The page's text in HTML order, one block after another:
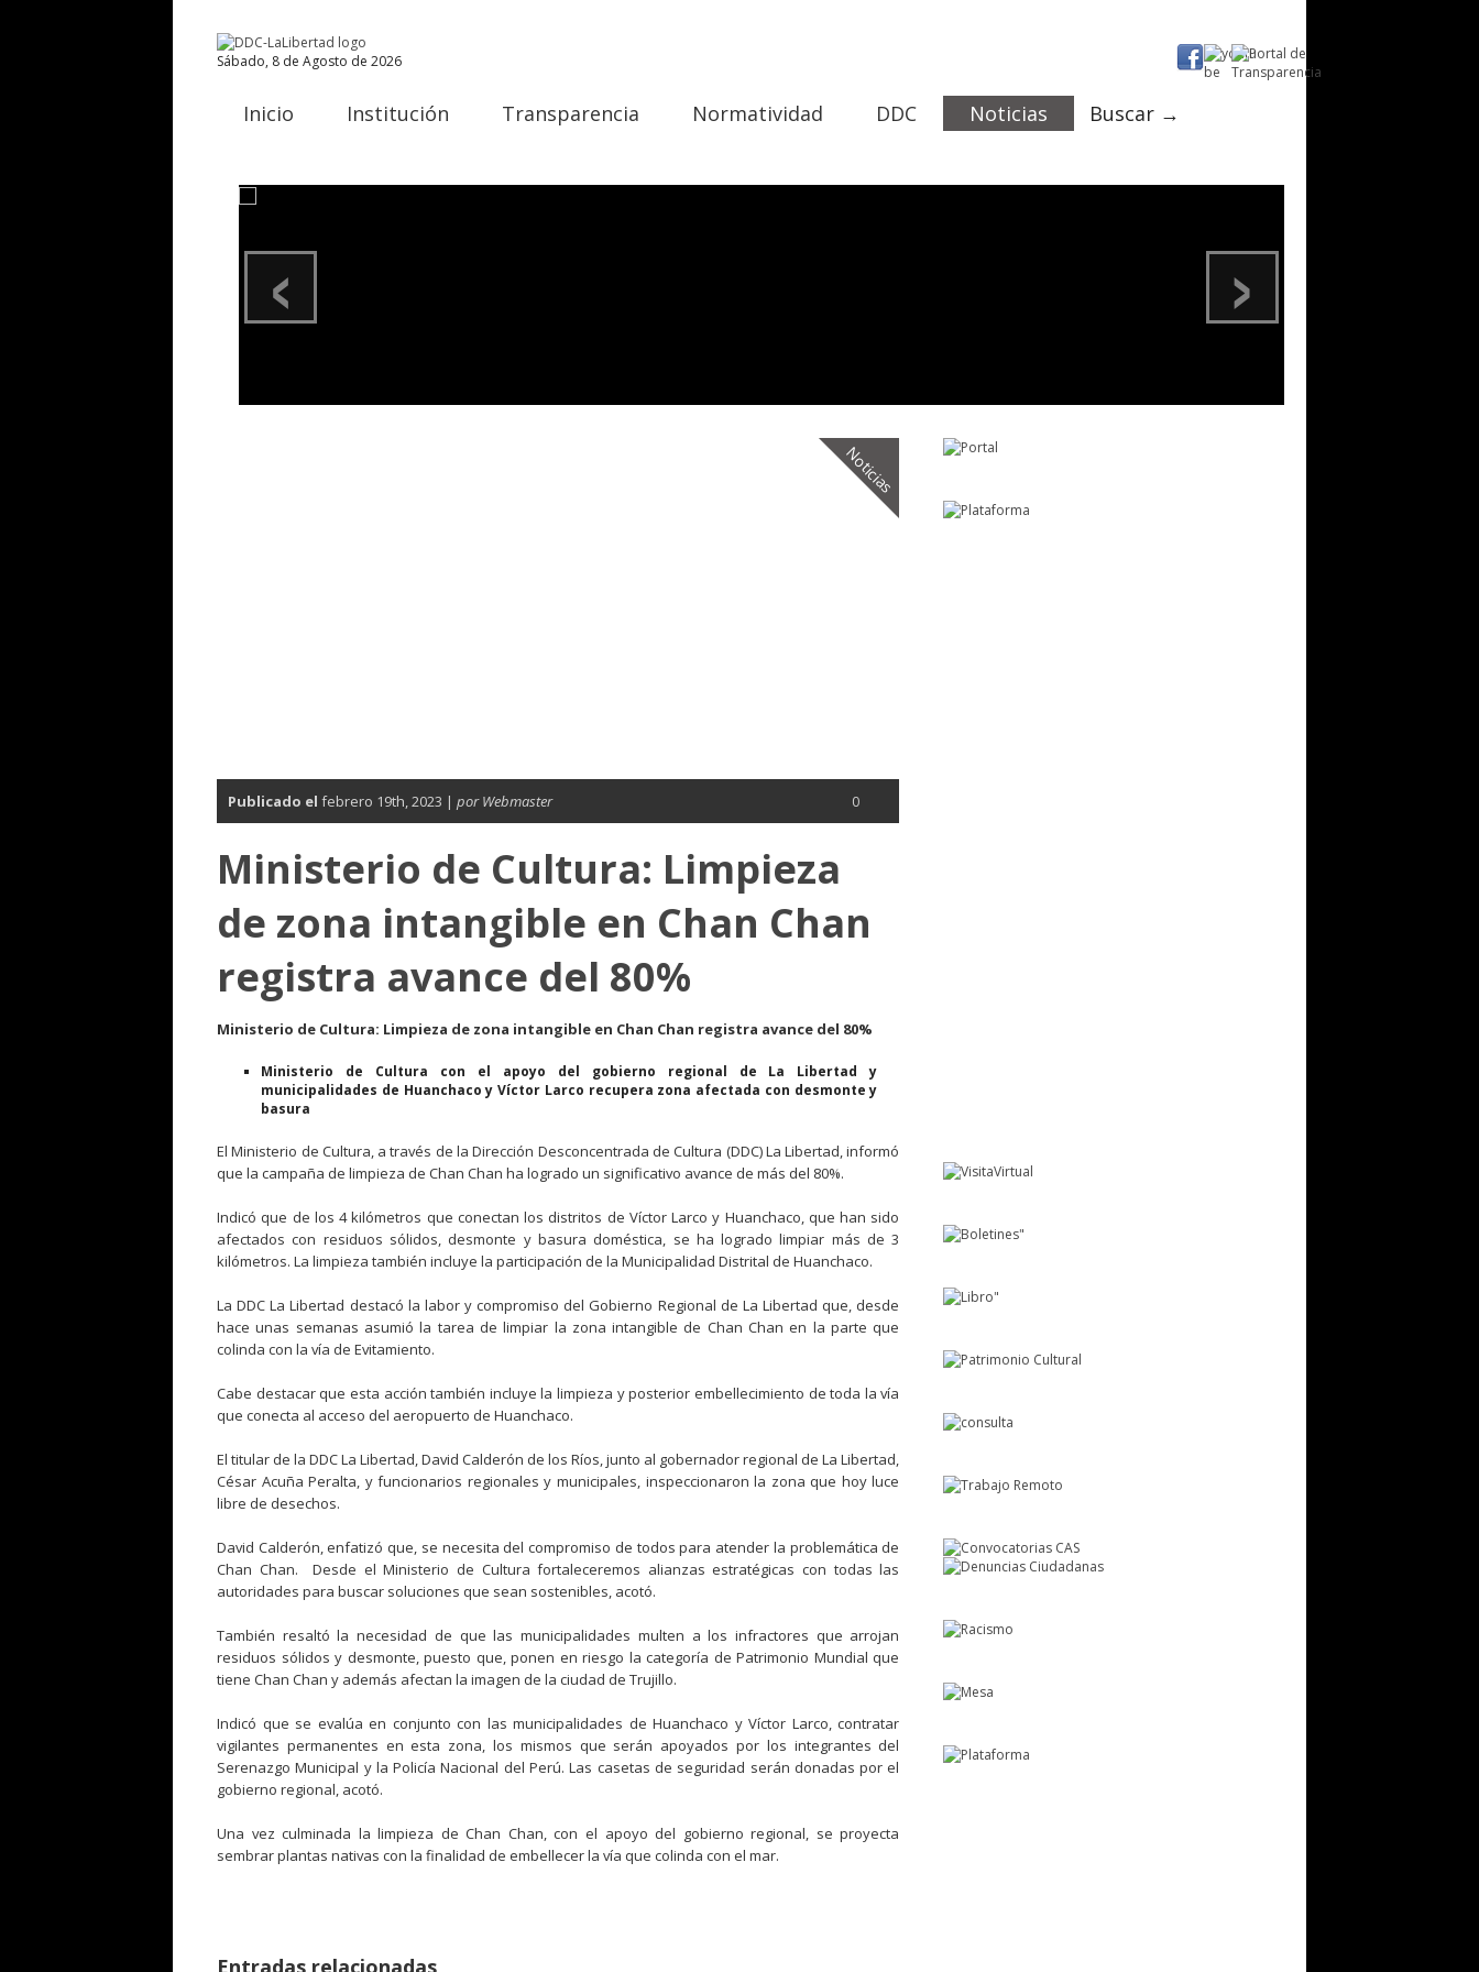
Sábado, 8 de Agosto de 2026
Inicio Institución Transparencia Normatividad DDC Noticias Buscar →
›
‹
Noticias
Publicado el febrero 19th, 2023 | por Webmaster 0
Ministerio de Cultura: Limpieza
de zona intangible en Chan Chan
registra avance del 80%
Ministerio de Cultura: Limpieza de zona intangible en Chan Chan registra avance del 80%
Ministerio de Cultura con el apoyo del gobierno regional de La Libertad y
municipalidades de Huanchaco y Víctor Larco recupera zona afectada con desmonte y
basura
El Ministerio de Cultura, a través de la Dirección Desconcentrada de Cultura (DDC) La Libertad, informó
que la campaña de limpieza de Chan Chan ha logrado un significativo avance de más del 80%.
Indicó que de los 4 kilómetros que conectan los distritos de Víctor Larco y Huanchaco, que han sido
afectados con residuos sólidos, desmonte y basura doméstica, se ha logrado limpiar más de 3
kilómetros. La limpieza también incluye la participación de la Municipalidad Distrital de Huanchaco.
La DDC La Libertad destacó la labor y compromiso del Gobierno Regional de La Libertad que, desde
hace unas semanas asumió la tarea de limpiar la zona intangible de Chan Chan en la parte que
colinda con la vía de Evitamiento.
Cabe destacar que esta acción también incluye la limpieza y posterior embellecimiento de toda la vía
que conecta al acceso del aeropuerto de Huanchaco.
El titular de la DDC La Libertad, David Calderón de los Ríos, junto al gobernador regional de La Libertad,
César Acuña Peralta, y funcionarios regionales y municipales, inspeccionaron la zona que hoy luce
libre de desechos.
David Calderón, enfatizó que, se necesita del compromiso de todos para atender la problemática de
Chan Chan. Desde el Ministerio de Cultura fortaleceremos alianzas estratégicas con todas las
autoridades para buscar soluciones que sean sostenibles, acotó.
También resaltó la necesidad de que las municipalidades multen a los infractores que arrojan
residuos sólidos y desmonte, puesto que, ponen en riesgo la categoría de Patrimonio Mundial que
tiene Chan Chan y además afectan la imagen de la ciudad de Trujillo.
Indicó que se evalúa en conjunto con las municipalidades de Huanchaco y Víctor Larco, contratar
vigilantes permanentes en esta zona, los mismos que serán apoyados por los integrantes del
Serenazgo Municipal y la Policía Nacional del Perú. Las casetas de seguridad serán donadas por el
gobierno regional, acotó.
Una vez culminada la limpieza de Chan Chan, con el apoyo del gobierno regional, se proyecta
sembrar plantas nativas con la finalidad de embellecer la vía que colinda con el mar.
Entradas relacionadas